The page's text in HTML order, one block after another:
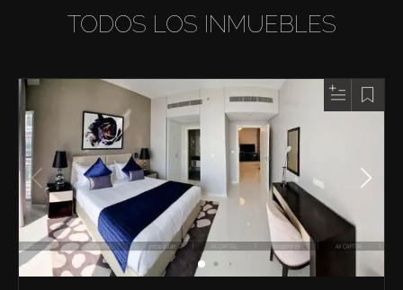
TODOS LOS INMUEBLES